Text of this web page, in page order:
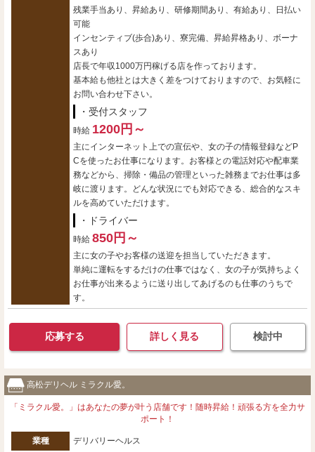
残業手当あり、昇給あり、研修期間あり、有給あり、日払い
可能
インセンティブ(歩合)あり、寮完備、昇給昇格あり、ボーナ
スあり
店長で年収1000万円稼げる店を作っております。
基本給も他社とは大きく差をつけておりますので、お気軽に
お問い合わせ下さい。
・受付スタッフ
時給 1200円～
主にインターネット上での宣伝や、女の子の情報登録などP
Cを使ったお仕事になります。お客様との電話対応や配車業
務などから、掃除・備品の管理といった雑務までお仕事は多
岐に渡ります。どんな状況にでも対応できる、総合的なスキ
ルを高めていただけます。
・ドライバー
時給 850円～
主に女の子やお客様の送迎を担当していただきます。
単純に運転をするだけの仕事ではなく、女の子が気持ちよく
お仕事が出来るように送り出してあげるのも仕事のうちで
す。
応募する 詳しく見る 検討中
高松デリヘル ミラクル愛。
「ミラクル愛。」はあなたの夢が叶う店舗です！随時昇給！頑張る方を全力サ
ポート！
業種 デリバリーヘルス